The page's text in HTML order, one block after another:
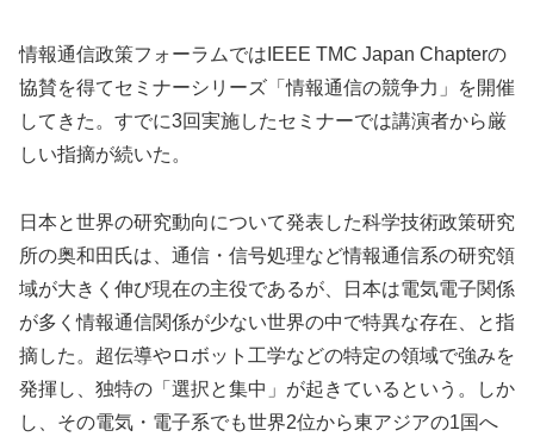
情報通信政策フォーラムではIEEE TMC Japan Chapterの
協賛を得てセミナーシリーズ「情報通信の競争力」を開催
してきた。すでに3回実施したセミナーでは講演者から厳
しい指摘が続いた。
日本と世界の研究動向について発表した科学技術政策研究
所の奥和田氏は、通信・信号処理など情報通信系の研究領
域が大きく伸び現在の主役であるが、日本は電気電子関係
が多く情報通信関係が少ない世界の中で特異な存在、と指
摘した。超伝導やロボット工学などの特定の領域で強みを
発揮し、独特の「選択と集中」が起きているという。しか
し、その電気・電子系でも世界2位から東アジアの1国へ